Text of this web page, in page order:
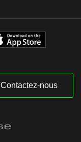
Contactez-nous